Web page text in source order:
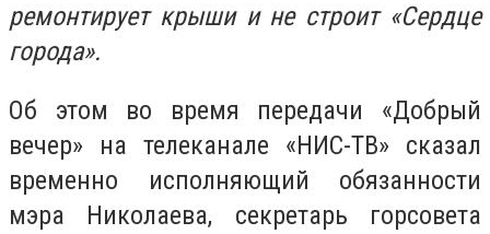
ремонтирует крыши и не строит «Сердце
города».
Об этом во время передачи «Добрый
вечер» на телеканале «НИС-ТВ» сказал
временно исполняющий обязанности
мэра Николаева, секретарь горсовета